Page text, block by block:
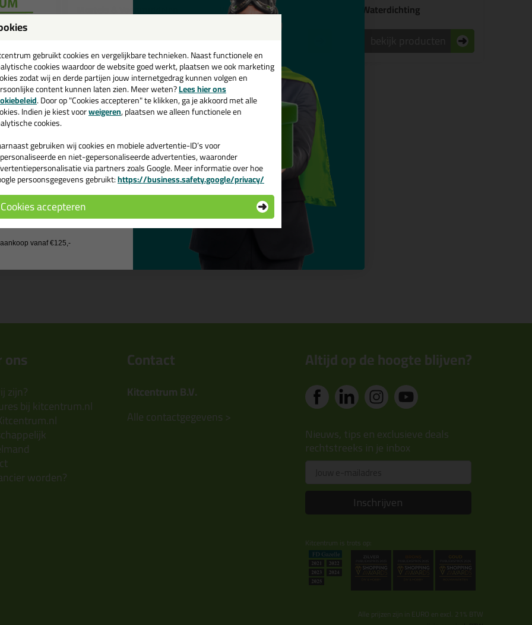
Mortels & Voegmiddelen Vulmiddelen Waterdichting
ons
zijn?
bij kitcentrum.nl
worden?
Contact
Kitcentrum B.V.
Alle contactgegevens >
Altijd op de hoogte blijven?
Nieuws, tips en exclusieve deals
rechtstreeks in je inbox
Inschrijven
Kitcentrum is trots op:
Alle prijzen zijn in EURO en excl. 21% BTW
gebruikt cookies en vergelijkbare technieken. Naast functionele en
cookies waardoor de website goed werkt, plaatsen we ook marketing
zodat wij en derde partijen jouw internetgedrag kunnen volgen en
content kunnen laten zien. Meer weten?Lees hier ons
. Door op "Cookies accepteren" te klikken, ga je akkoord met alle
Indien je kiest voorweigeren, plaatsen we alleen functionele en
cookies.
gebruiken wij cookies en mobiele advertentie-ID’s voor
en niet-gepersonaliseerde advertenties, waaronder
via partners zoals Google. Meer informatie over hoe
persoonsgegevens gebruikt:https://business.safety.google/privacy/
Cookies accepteren
💚
en ontvang een
€35,-bij je eerste bestelling!
de actiecode ›
geen cadeau
vanaf €125,-